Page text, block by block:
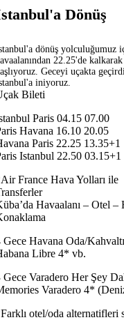
Dönüş
dönüş yolculuğumuz
22.25'de
Geceyi uçakta
iniyoruz.
Bileti
Paris 04.15 07.00
Havana 16.10 20.05
Paris 22.25 13.35+1
Istanbul 22.50 03.15+1
France Hava Yolları ile
Havaalanı – Otel –
Gece Havana Oda/
Libre 4* vb.
Gece Varadero Her Şey
Varadero 4*
otel/oda alternatifleri